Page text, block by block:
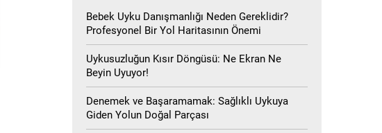
Bebek Uyku Danışmanlığı Neden Gereklidir?
Profesyonel Bir Yol Haritasının Önemi
Uykusuzluğun Kısır Döngüsü: Ne Ekran Ne
Beyin Uyuyor!
Denemek ve Başaramamak: Sağlıklı Uykuya
Giden Yolun Doğal Parçası